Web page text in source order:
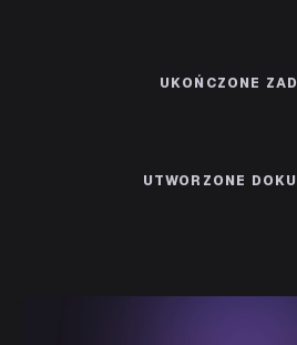
UKOŃCZONE
UTWORZONE